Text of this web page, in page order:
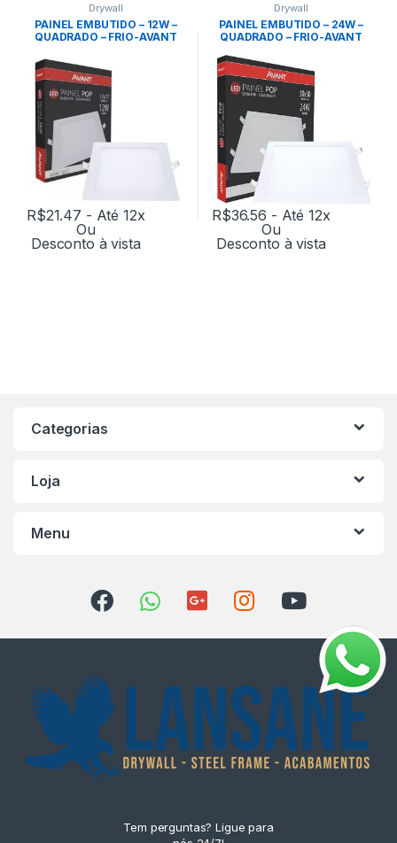
Drywall
PAINEL EMBUTIDO – 12W –
QUADRADO – FRIO-AVANT
R$21.47 - Até 12x
Ou
Desconto à vista
Drywall
PAINEL EMBUTIDO – 24W –
QUADRADO – FRIO-AVANT
R$36.56 - Até 12x
Ou
Desconto à vista
Categorias
Loja
Menu
Tem perguntas? Ligue para